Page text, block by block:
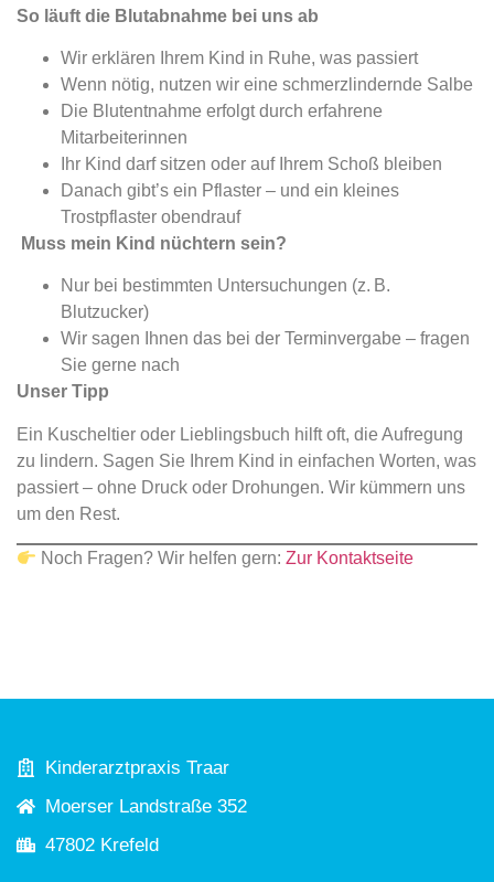
So läuft die Blutabnahme bei uns ab
Wir erklären Ihrem Kind in Ruhe, was passiert
Wenn nötig, nutzen wir eine schmerzlindernde Salbe
Die Blutentnahme erfolgt durch erfahrene
Mitarbeiterinnen
Ihr Kind darf sitzen oder auf Ihrem Schoß bleiben
Danach gibt’s ein Pflaster – und ein kleines
Trostpflaster obendrauf
Muss mein Kind nüchtern sein?
Nur bei bestimmten Untersuchungen (z. B.
Blutzucker)
Wir sagen Ihnen das bei der Terminvergabe – fragen
Sie gerne nach
Unser Tipp
Ein Kuscheltier oder Lieblingsbuch hilft oft, die Aufregung
zu lindern. Sagen Sie Ihrem Kind in einfachen Worten, was
passiert – ohne Druck oder Drohungen. Wir kümmern uns
um den Rest.
Noch Fragen? Wir helfen gern:Zur Kontaktseite
Kinderarztpraxis Traar
Moerser Landstraße 352
47802 Krefeld